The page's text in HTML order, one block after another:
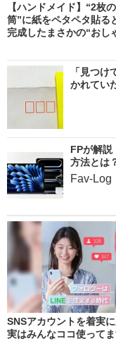
【ハンドメイド】“2枚
筒”に紙をペタペタ貼
完成したまさかの“おし
「見つ
かれて
FPが解
方法とは
Fav-Log
SNSアカウントを着実に
実はみんなココ使ってま